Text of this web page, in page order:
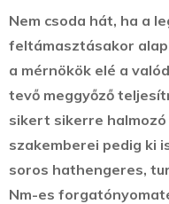
Nem csoda hát, ha a
feltámasztásakor
a mérnökök elé a
tevő meggyőző
sikert sikerre halmozó
szakemberei pedig ki
soros hathengeres,
Nm-es